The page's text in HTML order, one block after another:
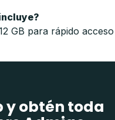
GB para rápido acceso
y obtén toda